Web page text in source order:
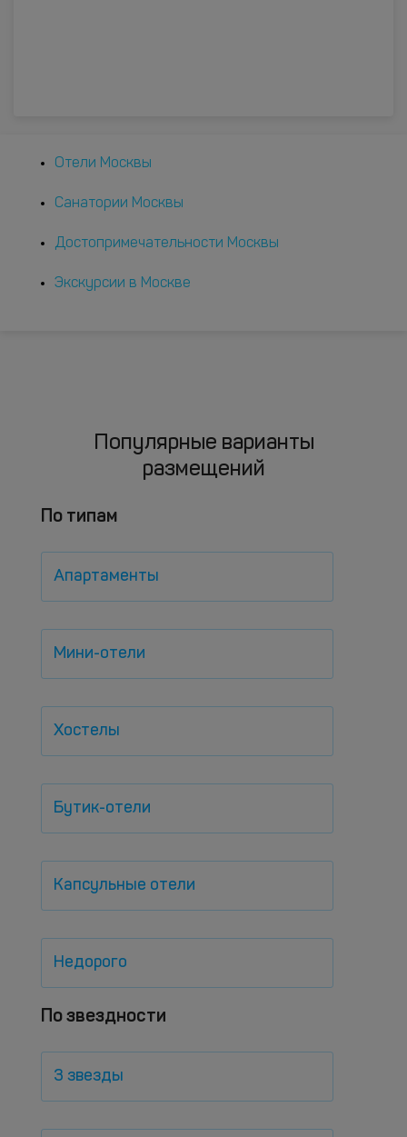
Отели Москвы
Санатории Москвы
Достопримечательности Москвы
Экскурсии в Москве
Популярные варианты
размещений
По типам
Апартаменты
Мини-отели
Хостелы
Бутик-отели
Капсульные отели
Недорого
По звездности
3 звезды